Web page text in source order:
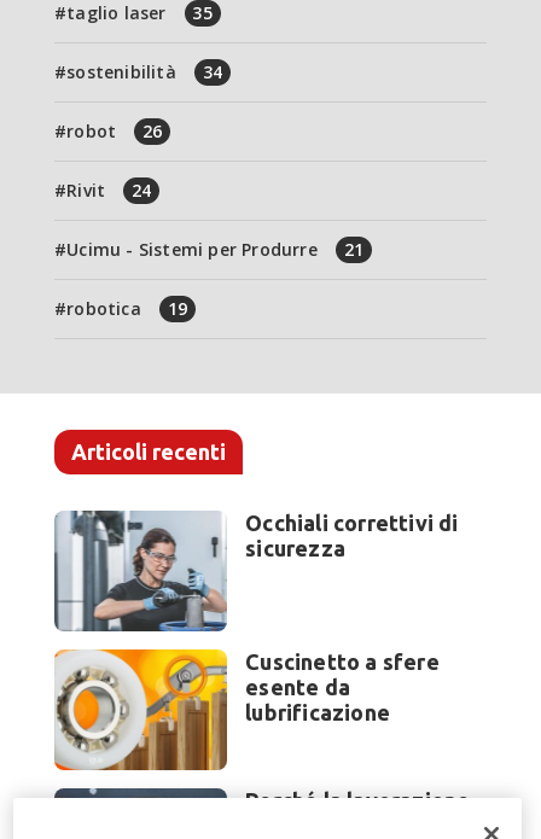
taglio laser 35
sostenibilità 34
robot 26
Rivit 24
Ucimu - Sistemi per Produrre 21
robotica 19
Articoli recenti
Occhiali correttivi di
sicurezza
Cuscinetto a sfere
esente da
lubrificazione
Perché la lavorazione